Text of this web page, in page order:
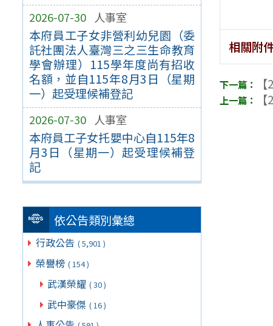
2026-07-30 人事室
本府員工子女非營利幼兒園（委
託社團法人臺灣三之三生命教育
學會辦理）115學年度尚有招收
名額，並自115年8月3日（星期
一）起受理候補登記
2026-07-30 人事室
本府員工子女托嬰中心自115年8
月3日（星期一）起受理候補登
記
依公告類別彙總
行政公告 ( 5,901 )
榮譽榜 ( 154 )
武漢榮耀 ( 30 )
武中豪傑 ( 16 )
相關附